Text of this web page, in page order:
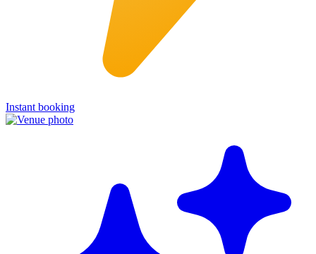
Instant booking